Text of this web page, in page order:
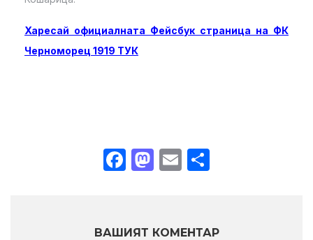
Харесай официалната Фейсбук страница на ФК
Черноморец 1919 ТУК
Facebook
Mastodon
Email
ВАШИЯТ КОМЕНТАР